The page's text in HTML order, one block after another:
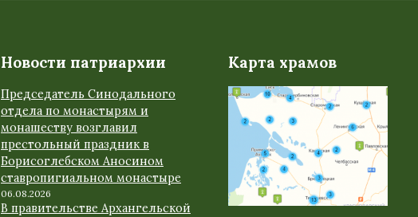
Новости патриархии
Председатель Синодального
отдела по монастырям и
монашеству возглавил
престольный праздник в
Борисоглебском Аносином
ставропигиальном монастыре
06.08.2026
В правительстве Архангельской
Карта храмов